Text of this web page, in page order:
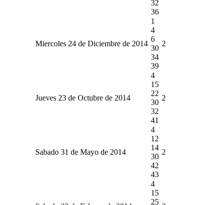
32
36
Miercoles 24 de Diciembre de 2014
1
4
6
30
34
39
2
Jueves 23 de Octubre de 2014
4
15
22
30
32
41
2
Sabado 31 de Mayo de 2014
4
12
14
30
42
43
2
4
15
25